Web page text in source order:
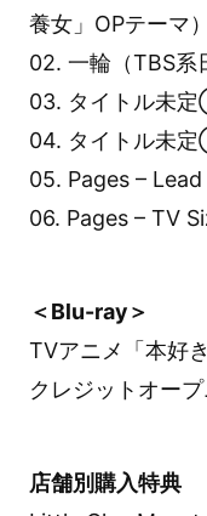
養女」OPテーマ）
02. 一輪（TBS系
03. タイトル未
04. タイトル未
05. Pages –
06. Pages – TV
＜Blu-ray＞
TVアニメ「本好
クレジットオー
店舗別購入特典